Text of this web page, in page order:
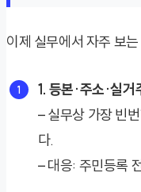
이제 실무에서 자주 보
1. 등본·주소·실거
– 실무상 가장 빈
다.
– 대응: 주민등록